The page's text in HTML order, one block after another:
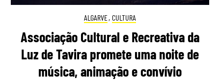
ALGARVE, CULTURA
Associação Cultural e Recreativa da
Luz de Tavira promete uma noite de
música, animação e convívio